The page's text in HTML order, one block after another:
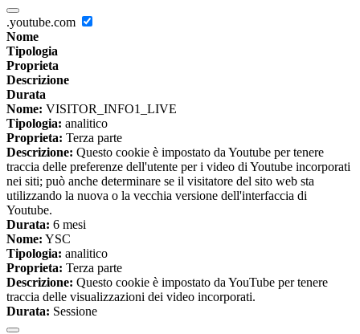
.youtube.com
Nome
Tipologia
Proprieta
Descrizione
Durata
Nome: VISITOR_INFO1_LIVE
Tipologia: analitico
Proprieta: Terza parte
Descrizione: Questo cookie è impostato da Youtube per tenere
traccia delle preferenze dell'utente per i video di Youtube incorporati
nei siti; può anche determinare se il visitatore del sito web sta
utilizzando la nuova o la vecchia versione dell'interfaccia di
Youtube.
Durata: 6 mesi
Nome: YSC
Tipologia: analitico
Proprieta: Terza parte
Descrizione: Questo cookie è impostato da YouTube per tenere
traccia delle visualizzazioni dei video incorporati.
Durata: Sessione